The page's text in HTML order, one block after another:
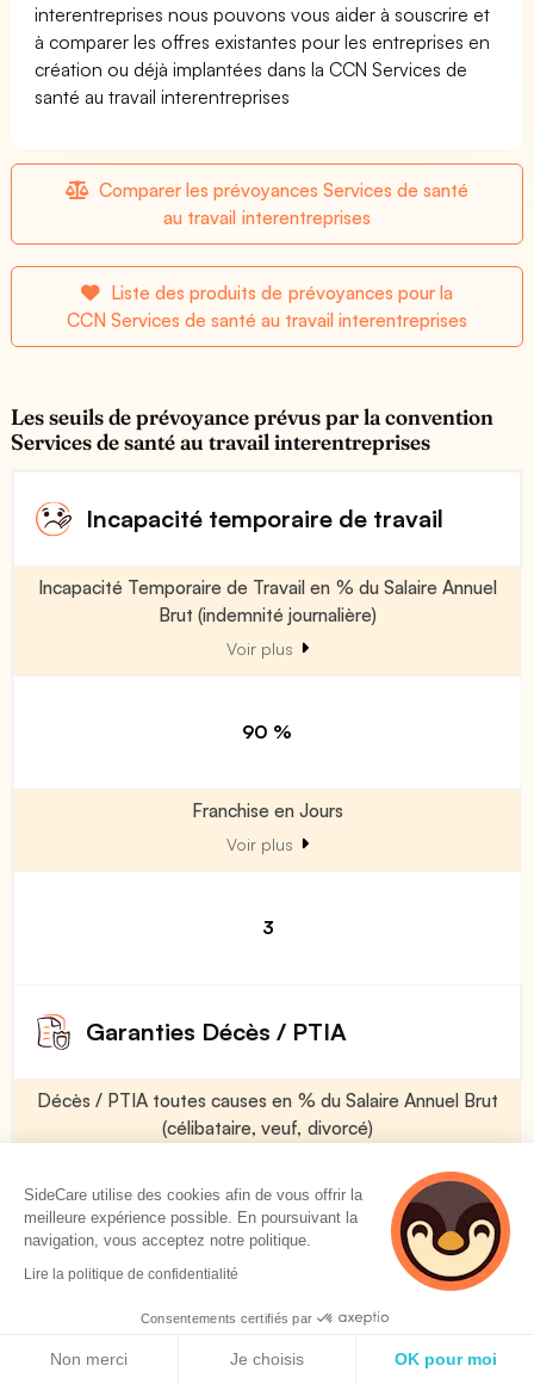
interentreprises nous pouvons vous aider à souscrire et
à comparer les offres existantes pour les entreprises en
création ou déjà implantées dans la CCN Services de
santé au travail interentreprises
Comparer les prévoyances Services de santé
au travail interentreprises
Liste des produits de prévoyances pour la
CCN Services de santé au travail interentreprises
Les seuils de prévoyance prévus par la convention
Services de santé au travail interentreprises
Incapacité temporaire de travail
Incapacité Temporaire de Travail en % du Salaire Annuel
Brut (indemnité journalière)
Voir plus
90 %
Franchise en Jours
Voir plus
3
Garanties Décès / PTIA
Décès / PTIA toutes causes en % du Salaire Annuel Brut
(célibataire, veuf, divorcé)
0 %
Décès / PTIA toutes causes en % du Salaire Annuel Brut
(marié)
SideCare utilise des cookies afin de vous offrir la
meilleure expérience possible. En poursuivant la
navigation, vous acceptez notre politique.
Lire la politique de confidentialité
Consentements certifiés par
Non merci Je choisis OK pour moi